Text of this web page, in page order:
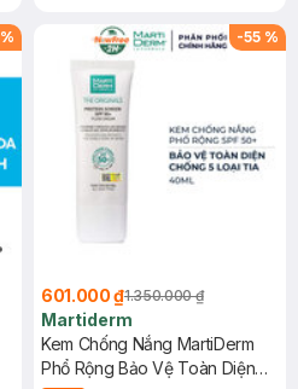
% -55 %
601.000 ₫1.350.000 ₫
Martiderm
Kem Chống Nắng MartiDerm
Phổ Rộng Bảo Vệ Toàn Diện